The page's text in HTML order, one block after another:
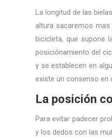
La longitud de las
altura sacaremos
bicicleta, que supone
posiciónamiento del
y se establecen en
existe un consenso en
La posición
Para evitar padecer
y los dedos con las